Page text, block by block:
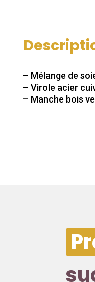
– Mélange de
– Virole acier
– Manche bois